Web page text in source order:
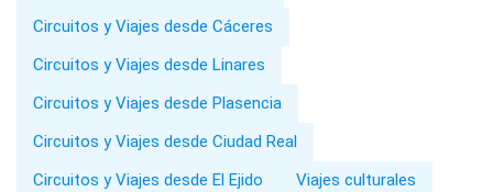
Circuitos y Viajes desde Cáceres
Circuitos y Viajes desde Linares
Circuitos y Viajes desde Plasencia
Circuitos y Viajes desde Ciudad Real
Circuitos y Viajes desde El Ejido
Viajes culturales